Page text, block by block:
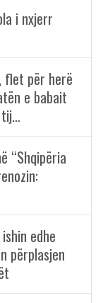
i nxjerr
flet për herë
e babait
tij…
“Shqipëria
edhe
përplasjen